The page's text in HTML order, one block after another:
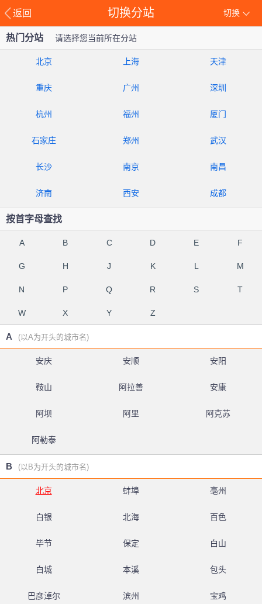
返回 切换
切换分站
热门分站 请选择您当前所在分站
北京 上海 天津
重庆 广州 深圳
杭州 福州 厦门
石家庄 郑州 武汉
长沙 南京 南昌
济南 西安 成都
按首字母查找
A B C D E F
G H J K L M
N P Q R S T
W X Y Z
A (以A为开头的城市名)
安庆 安顺 安阳
鞍山 阿拉善 安康
阿坝 阿里 阿克苏
阿勒泰
B (以B为开头的城市名)
北京 蚌埠 亳州
白银 北海 百色
毕节 保定 白山
白城 本溪 包头
巴彦淖尔 滨州 宝鸡